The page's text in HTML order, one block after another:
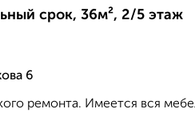
срок, 36м², 2/5 этаж
6
ремонта. Имеется вся